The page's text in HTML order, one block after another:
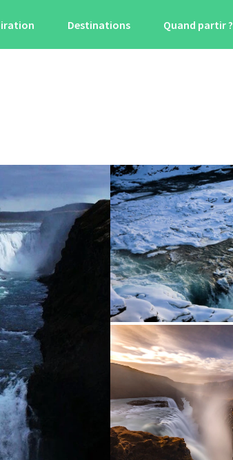
Destinations Quand partir ?